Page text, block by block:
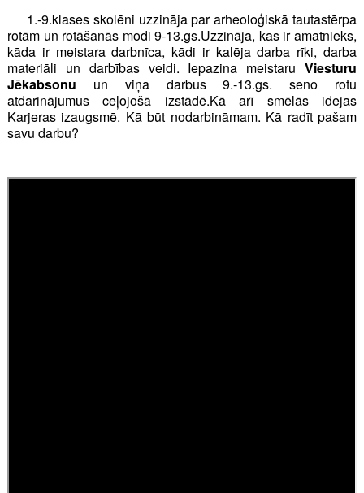
1.-9.klases skolēni uzzināja par arheoloģiskā tautastērpa
rotām un rotāšanās modi 9-13.gs.Uzzināja, kas ir amatnieks,
kāda ir meistara darbnīca, kādi ir kalēja darba rīki, darba
materiāli un darbības veidi. Iepazina meistaruViesturu
Jēkabsonu un viņa darbus 9.-13.gs. seno rotu
atdarinājumus ceļojošā izstādē.Kā arī smēlās idejas
Karjeras izaugsmē. Kā būt nodarbināmam. Kā radīt pašam
savu darbu?